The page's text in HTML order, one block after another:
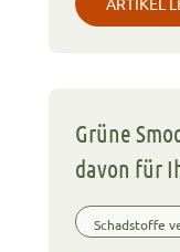
Grüne
davon für
Schadstoffe